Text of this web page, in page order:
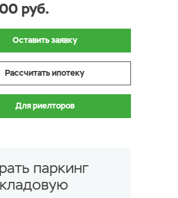
руб.
Оставить заявку
Рассчитать ипотеку
Для риелторов
паркинг